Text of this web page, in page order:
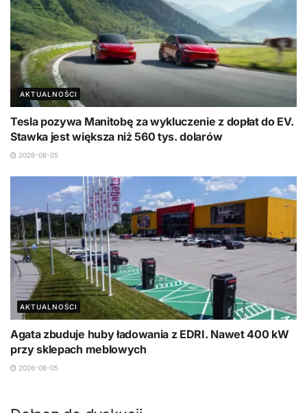
AKTUALNOŚCI
Tesla pozywa Manitobę za wykluczenie z dopłat do EV.
Stawka jest większa niż 560 tys. dolarów
2026-08-05
AKTUALNOŚCI
Agata zbuduje huby ładowania z EDRI. Nawet 400 kW
przy sklepach meblowych
2026-08-05